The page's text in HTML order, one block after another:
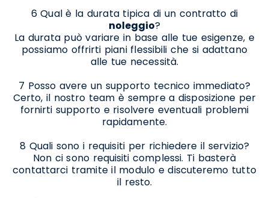
6 Qual è la durata tipica di un contratto di
noleggio?
La durata può variare in base alle tue esigenze, e
possiamo offrirti piani flessibili che si adattano
alle tue necessità.
7 Posso avere un supporto tecnico immediato?
Certo, il nostro team è sempre a disposizione per
fornirti supporto e risolvere eventuali problemi
rapidamente.
8 Quali sono i requisiti per richiedere il servizio?
Non ci sono requisiti complessi. Ti basterà
contattarci tramite il modulo e discuteremo tutto
il resto.